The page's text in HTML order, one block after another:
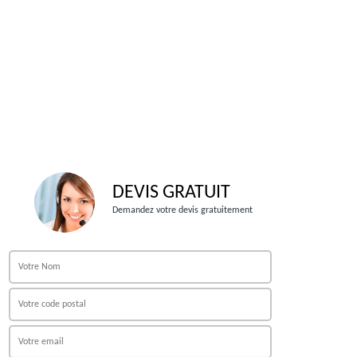
DEVIS GRATUIT
Demandez votre devis gratuitement